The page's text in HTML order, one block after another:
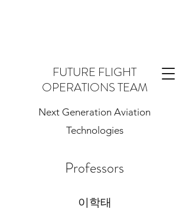
FUTURE FLIGHT
OPERATIONS TEAM
Next Generation Aviation
Technologies
Professors
이학태